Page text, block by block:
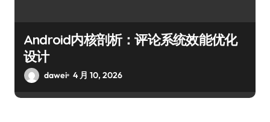
Android内核剖析：评论系统效能优化
设计
dawei 4 月 10, 2026